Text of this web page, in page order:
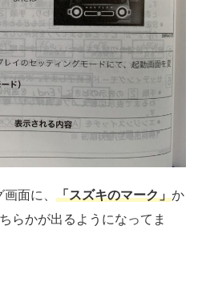
面に、 「スズキのマーク」か
らかが出るようになってま